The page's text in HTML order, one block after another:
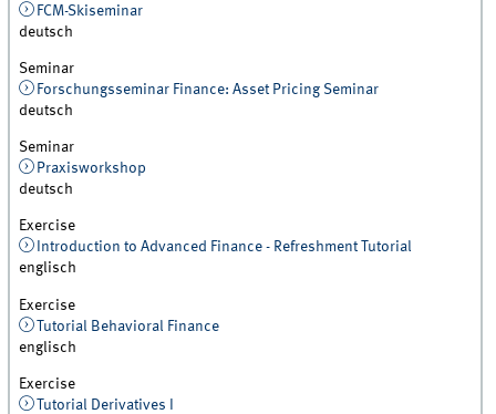
FCM-Skiseminar
deutsch
Seminar
Forschungsseminar Finance: Asset Pricing Seminar
deutsch
Seminar
Praxisworkshop
deutsch
Exercise
Introduction to Advanced Finance - Refreshment Tutorial
englisch
Exercise
Tutorial Behavioral Finance
englisch
Exercise
Tutorial Derivatives I